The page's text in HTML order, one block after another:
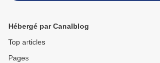
Hébergé par Canalblog
Top articles
Pages